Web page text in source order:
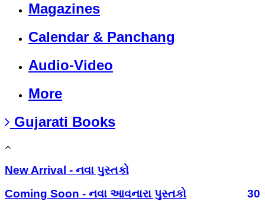
Magazines
Calendar & Panchang
Audio-Video
More
Gujarati Books
New Arrival - નવા પુસ્તકો
Coming Soon - નવા આવનારા પુસ્તકો
30